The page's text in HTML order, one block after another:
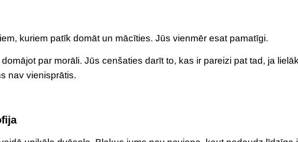
kuriem patīk domāt un mācīties. Jūs vienmēr esat pamatīgi.
par morāli. Jūs cenšaties darīt to, kas ir pareizi pat tad, ja
nav vienisprātis.